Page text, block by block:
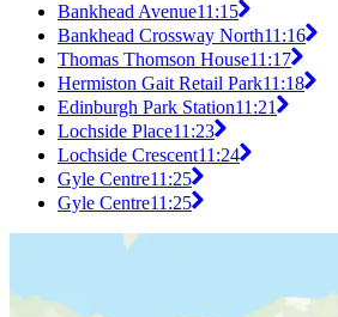
Bankhead Avenue11:15
Bankhead Crossway North11:16
Thomas Thomson House11:17
Hermiston Gait Retail Park11:18
Edinburgh Park Station11:21
Lochside Place11:23
Lochside Crescent11:24
Gyle Centre11:25
Gyle Centre11:25